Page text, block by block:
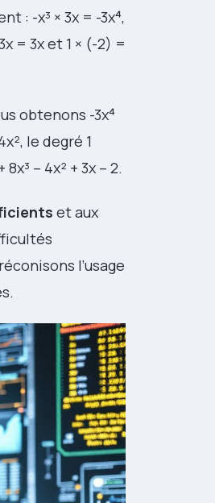
: -x³ × 3x = -3x⁴,
= 3x et 1 × (-2) =
obtenons -3x⁴
le degré 1
– 4x² + 3x – 2.
et aux
l’usage